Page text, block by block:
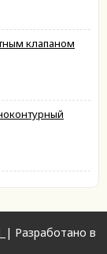
клапаном
| Разработано в